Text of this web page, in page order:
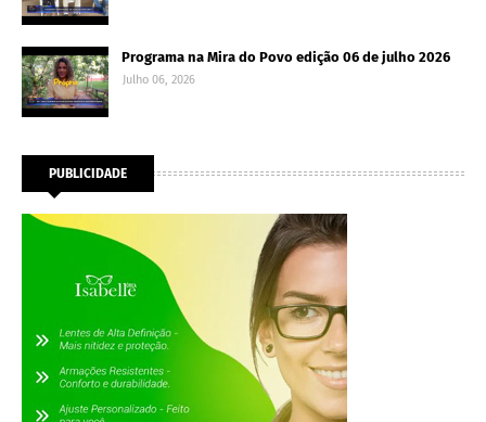
Programa na Mira do Povo edição 06 de julho 2026
Julho 06, 2026
PUBLICIDADE